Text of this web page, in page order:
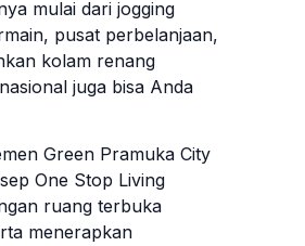
mulai dari jogging
pusat perbelanjaan,
kolam renang
juga bisa Anda
Green Pramuka City
One Stop Living
ruang terbuka
menerapkan